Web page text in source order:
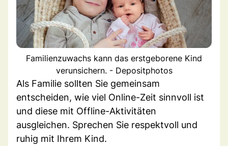
Familienzuwachs kann das erstgeborene Kind
verunsichern. - Depositphotos
Als Familie sollten Sie gemeinsam
entscheiden, wie viel Online-Zeit sinnvoll ist
und diese mit Offline-Aktivitäten
ausgleichen. Sprechen Sie respektvoll und
ruhig mit Ihrem Kind.